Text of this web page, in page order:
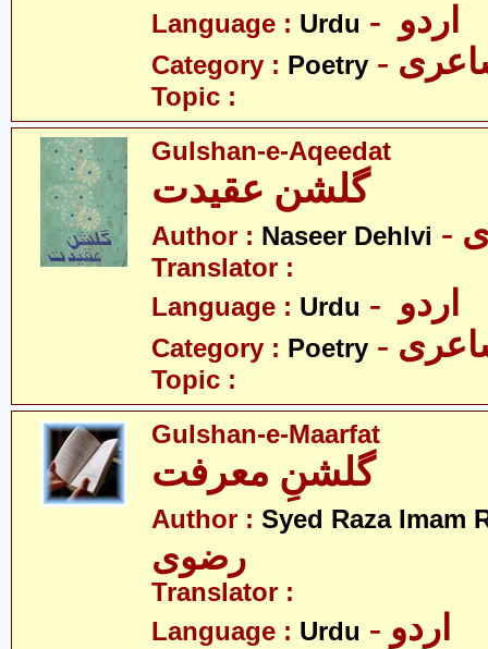
Language : Urdu
Category : Poetry
Topic :
Gulshan-e-Aqeedat
گلشن عقیدت
Author : Naseer Dehlvi
Translator :
Language : Urdu
Category : Poetry
Topic :
Gulshan-e-Maarfat
گلشنِ معرفت
Author : Syed Raza Imam
رضوی
Translator :
Language : Urdu - اردو